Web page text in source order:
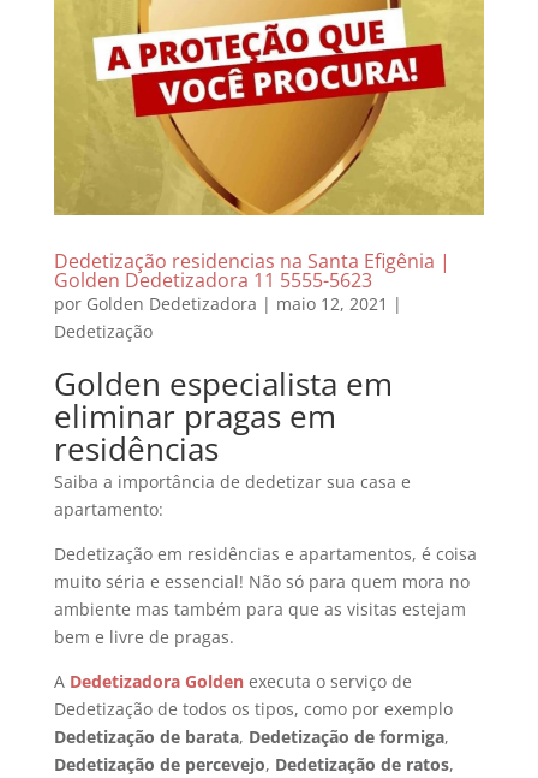
Dedetização residencias na Santa Efigênia |
Golden Dedetizadora 11 5555-5623
por Golden Dedetizadora | maio 12, 2021 |
Dedetização
Golden especialista em
eliminar pragas em
residências
Saiba a importância de dedetizar sua casa e
apartamento:
Dedetização em residências e apartamentos, é coisa
muito séria e essencial! Não só para quem mora no
ambiente mas também para que as visitas estejam
bem e livre de pragas.
A Dedetizadora Golden executa o serviço de
Dedetização de todos os tipos, como por exemplo
Dedetização de barata, Dedetização de formiga,
Dedetização de percevejo, Dedetização de ratos,